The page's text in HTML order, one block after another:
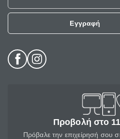
Εγγραφή
Προβολή στο
Πρόβαλε την επιχείρησή σου